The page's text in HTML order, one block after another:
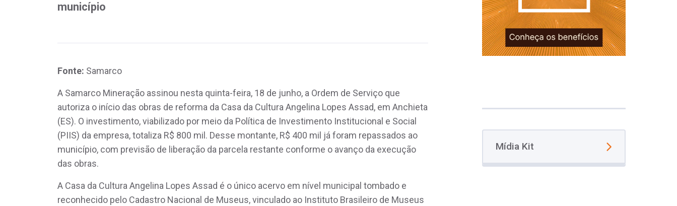
município
Fonte: Samarco
A Samarco Mineração assinou nesta quinta-feira, 18 de junho, a Ordem de Serviço que
autoriza o início das obras de reforma da Casa da Cultura Angelina Lopes Assad, em Anchieta
(ES). O investimento, viabilizado por meio da Política de Investimento Institucional e Social
(PIIS) da empresa, totaliza R$ 800 mil. Desse montante, R$ 400 mil já foram repassados ao
município, com previsão de liberação da parcela restante conforme o avanço da execução
das obras.
A Casa da Cultura Angelina Lopes Assad é o único acervo em nível municipal tombado e
reconhecido pelo Cadastro Nacional de Museus, vinculado ao Instituto Brasileiro de Museus
Mídia Kit